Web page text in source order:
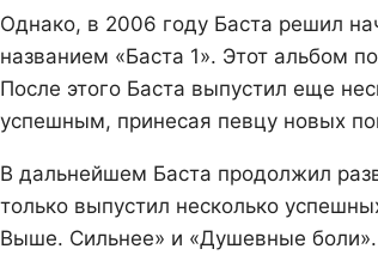
Однако, в 2006 году Баста решил
названием «Баста 1». Этот альбом
После этого Баста выпустил еще
успешным, принесая певцу новых
В дальнейшем Баста продолжил
только выпустил несколько
Выше. Сильнее» и «Душевные боли».